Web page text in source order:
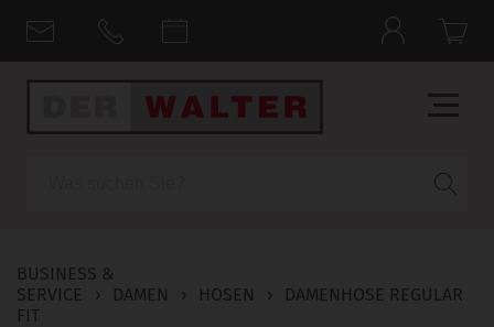
BUSINESS &
SERVICE
› DAMEN › HOSEN ›
DAMENHOSE REGULAR
FIT